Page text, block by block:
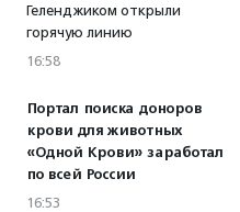
Геленджиком открыли
горячую линию
16:58
Портал поиска доноров
крови для животных
«Одной Крови» заработал
по всей России
16:53